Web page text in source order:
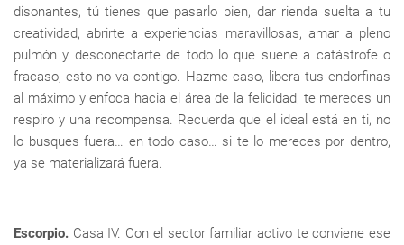
disonantes, tú tienes que pasarlo bien, dar rienda suelta a tu
creatividad, abrirte a experiencias maravillosas, amar a pleno
pulmón y desconectarte de todo lo que suene a catástrofe o
fracaso, esto no va contigo. Hazme caso, libera tus endorfinas
al máximo y enfoca hacia el área de la felicidad, te mereces un
respiro y una recompensa. Recuerda que el ideal está en ti, no
lo busques fuera… en todo caso… si te lo mereces por dentro,
ya se materializará fuera.
Escorpio. Casa IV. Con el sector familiar activo te conviene ese